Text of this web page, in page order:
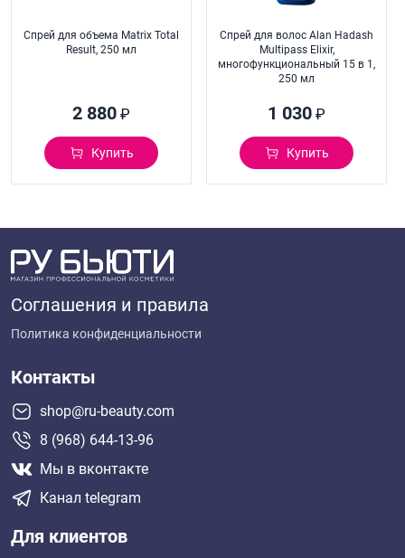
Спрей для объема Matrix Total
Result, 250 мл
2 880 ₽
Купить
Спрей для волос Alan Hadash
Multipass Elixir,
многофункциональный 15 в 1,
250 мл
1 030 ₽
Купить
Соглашения и правила
Политика конфиденциальности
Контакты
shop@ru-beauty.com
8 (968) 644-13-96
Мы в вконтакте
Канал telegram
Для клиентов